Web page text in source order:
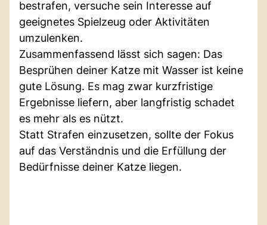
bestrafen, versuche sein Interesse auf
geeignetes Spielzeug oder Aktivitäten
umzulenken.
Zusammenfassend lässt sich sagen: Das
Besprühen deiner Katze mit Wasser ist keine
gute Lösung. Es mag zwar kurzfristige
Ergebnisse liefern, aber langfristig schadet
es mehr als es nützt.
Statt Strafen einzusetzen, sollte der Fokus
auf das Verständnis und die Erfüllung der
Bedürfnisse deiner Katze liegen.